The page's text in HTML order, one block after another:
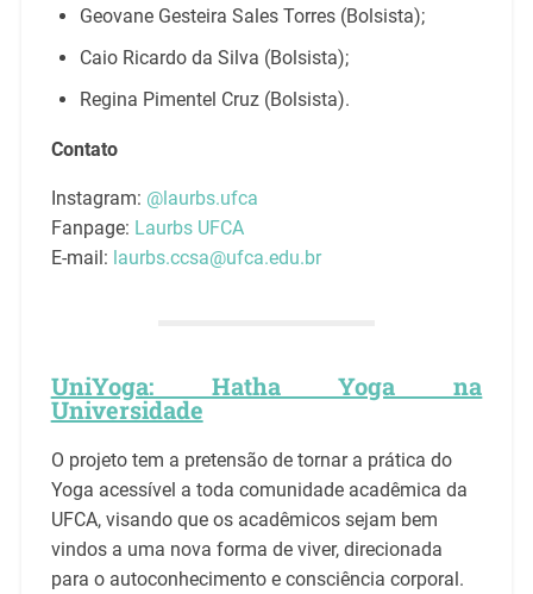
Geovane Gesteira Sales Torres (Bolsista);
Caio Ricardo da Silva (Bolsista);
Regina Pimentel Cruz (Bolsista).
Contato
Instagram: @laurbs.ufca
Fanpage: Laurbs UFCA
E-mail: laurbs.ccsa@ufca.edu.br
UniYoga: Hatha Yoga na
Universidade
O projeto tem a pretensão de tornar a prática do
Yoga acessível a toda comunidade acadêmica da
UFCA, visando que os acadêmicos sejam bem
vindos a uma nova forma de viver, direcionada
para o autoconhecimento e consciência corporal.